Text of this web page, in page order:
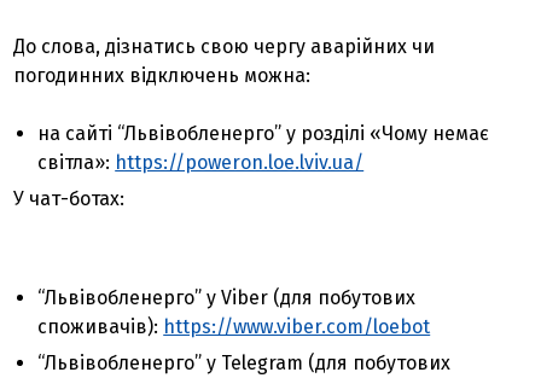
До слова, дізнатись свою чергу аварійних чи
погодинних відключень можна:
на сайті “Львівобленерго” у розділі «Чому немає
світла»: https://poweron.loe.lviv.ua/
У чат-ботах:
“Львівобленерго” у Viber (для побутових
споживачів): https://www.viber.com/loebot
“Львівобленерго” у Telegram (для побутових